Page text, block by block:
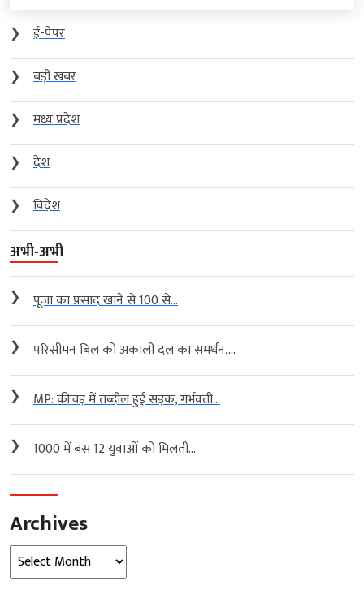
❯
ई-पेपर
❯
बड़ी खबर
❯
मध्य प्रदेश
❯
देश
❯
विदेश
अभी-अभी
❯ पूजा का प्रसाद खाने से 100 से...
❯ परिसीमन बिल को अकाली दल का समर्थन,...
❯ MP: कीचड़ में तब्दील हुई सड़क, गर्भवती...
❯ 1000 में बस 12 युवाओं को मिलती...
Archives
Archives